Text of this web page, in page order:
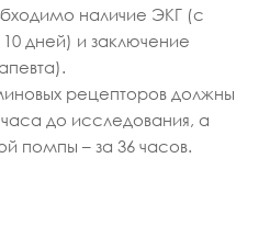
наличие ЭКГ (с
дней) и заключение
рецепторов должны
до исследования, а
помпы – за 36 часов.